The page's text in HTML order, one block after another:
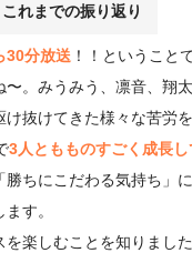
れまでの振り返り
30分放送 ！！ということ
〜。みうみう、凛音、翔
け抜けてきた様々な苦労
3人ともものすごく成長
勝ちにこだわる気持ち」
す。
を楽しむことを知りまし